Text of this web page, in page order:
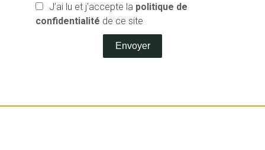
J’ai lu et j'accepte la politique de
confidentialité de ce site
Envoyer